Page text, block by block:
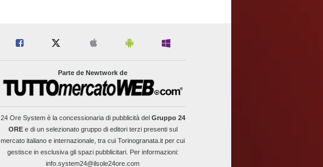
Parte de Newtwork de
24 Ore Systemè la concessionaria di pubblicità del Gruppo 24
OREe di un selezionato gruppo di editori terzi presenti sul
mercato italiano e internazionale, tra cui Torinogranata.it per cui
gestisce in esclusiva gli spazi pubblicitari. Per informazioni:
info.system24@ilsole24ore.com